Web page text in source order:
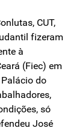
CUT,
fizeram
à
(Fiec) em
do
só
José